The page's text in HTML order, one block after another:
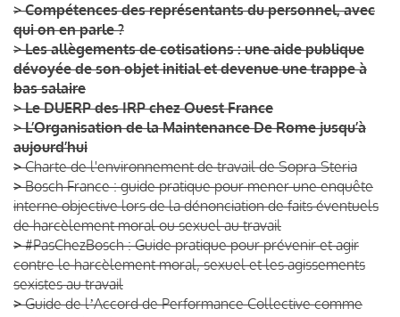
>Compétences des représentants du personnel, avec
qui on en parle ?
>Les allègements de cotisations : une aide publique
dévoyée de son objet initial et devenue une trappe à
bas salaire
>Le DUERP des IRP chez Ouest France
>L’Organisation de la Maintenance De Rome jusqu’à
aujourd’hui
>Charte de l'environnement de travail de Sopra-Steria
>Bosch France : guide pratique pour mener une enquête
interne objective lors de la dénonciation de faits éventuels
de harcèlement moral ou sexuel au travail
> #PasChezBosch : Guide pratique pour prévenir et agir
contre le harcèlement moral, sexuel et les agissements
sexistes au travail
>Guide de lʼAccord de Performance Collective comme